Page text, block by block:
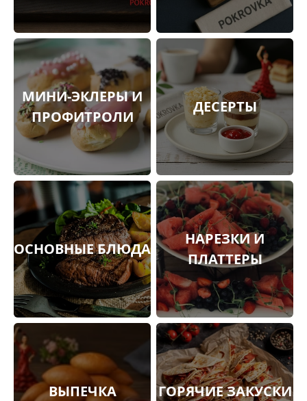
МИНИ-ЭКЛЕРЫ И
ПРОФИТРОЛИ
ДЕСЕРТЫ
ОСНОВНЫЕ БЛЮДА
НАРЕЗКИ И
ПЛАТТЕРЫ
ВЫПЕЧКА ГОРЯЧИЕ ЗАКУСКИ